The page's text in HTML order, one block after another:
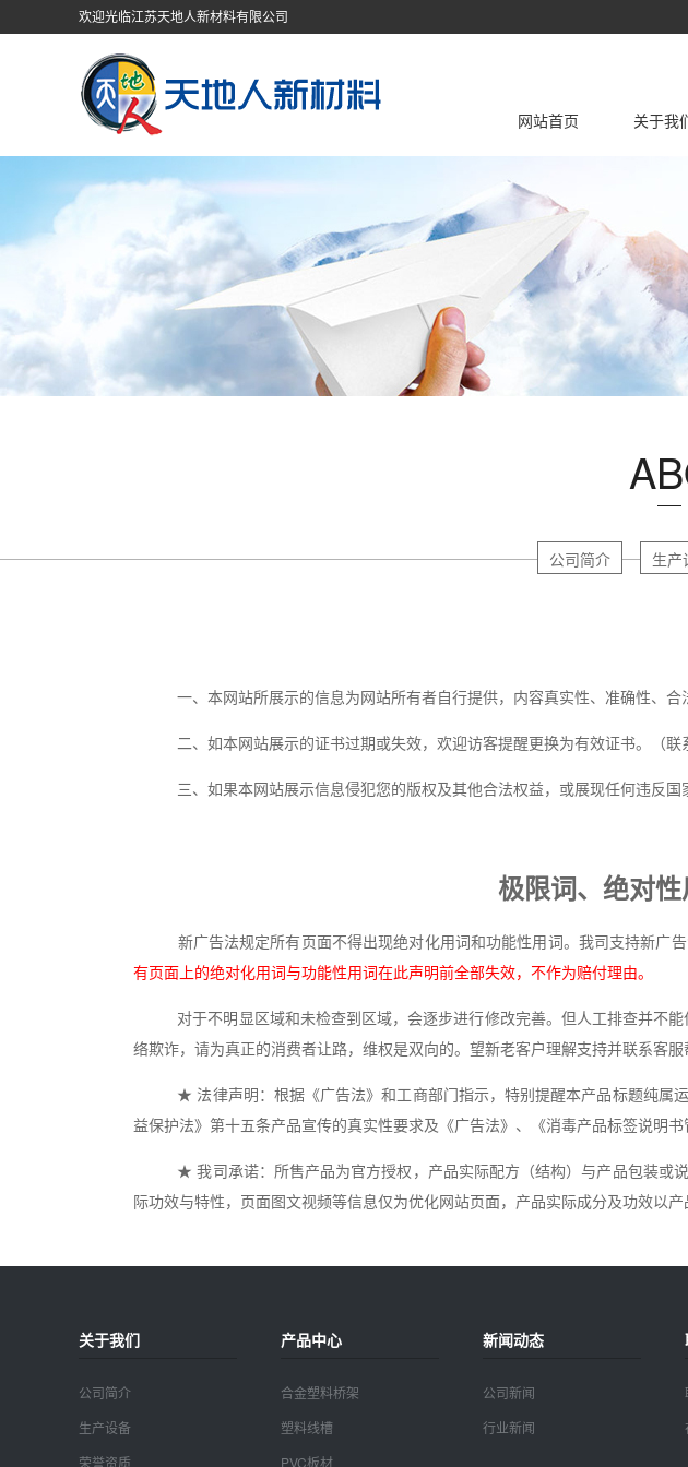
欢迎光临江苏天地人新材料有限公司
网站首页 关于我
公司简介 生产
一、本网站所展示的信息为网站所有者自行提供，内容真实性、准确性、合
二、如本网站展示的证书过期或失效，欢迎访客提醒更换为有效证书。（联
三、如果本网站展示信息侵犯您的版权及其他合法权益，或展现任何违反国
极限词、绝对
新广告法规定所有页面不得出现绝对化用词和功能性用词。我司支持新广
有页面上的绝对化用词与功能性用词在此声明前全部失效，不作为赔付理由。
对于不明显区域和未检查到区域，会逐步进行修改完善。但人工排查并不
络欺诈，请为真正的消费者让路，维权是双向的。望新老客户理解支持并联系客服
★ 法律声明：根据《广告法》和工商部门指示，特别提醒本产品标题纯属
益保护法》第十五条产品宣传的真实性要求及《广告法》、《消毒产品标签说明
★ 我司承诺：所售产品为官方授权，产品实际配方（结构）与产品包装或
际功效与特性，页面图文视频等信息仅为优化网站页面，产品实际成分及功效以产
关于我们
公司简介
生产设备
荣誉资质
产品中心
合金塑料桥架
塑料线槽
PVC板材
新闻动态
公司新闻
行业新闻